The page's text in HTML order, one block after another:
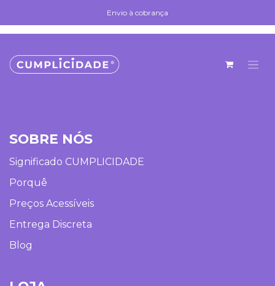
Envio à cobrança
Envio à cobrança
SOBRE NÓS
Significado CUMPLICIDADE
Porquê
Preços Acessíveis
Entrega Discreta
Blog